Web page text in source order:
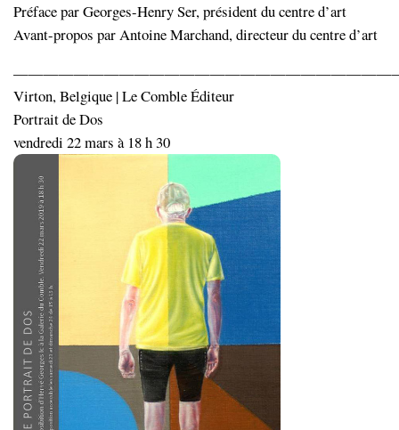
Préface par Georges-Henry Ser, président du centre d’art
Avant-propos par Antoine Marchand, directeur du centre d’art
Virton, Belgique | Le Comble Éditeur
Portrait de Dos
vendredi 22 mars à 18 h 30